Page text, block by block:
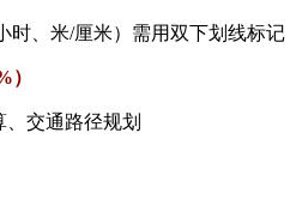
时、米/厘米）需用双下划线标记
）​
、交通路径规划